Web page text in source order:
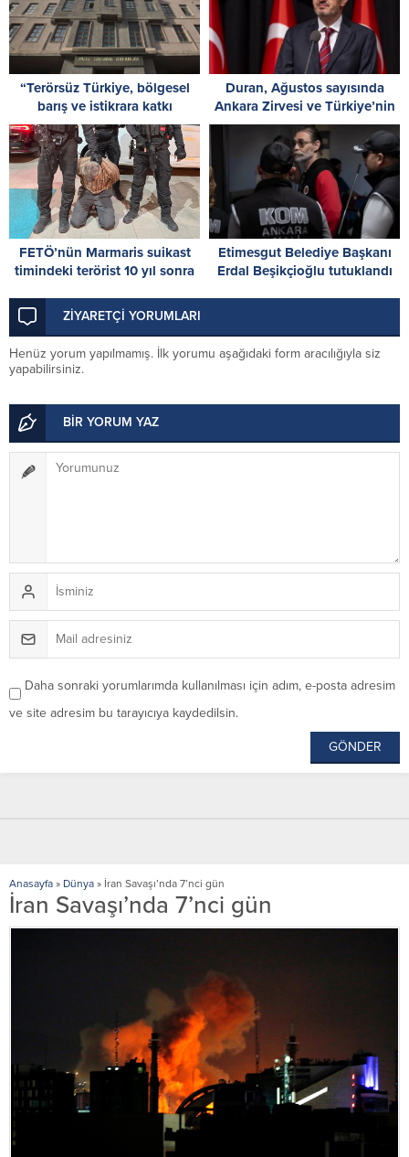
“Terörsüz Türkiye, bölgesel
barış ve istikrara katkı
sağlayacak”
Duran, Ağustos sayısında
Ankara Zirvesi ve Türkiye’nin
stratejik iletişimine ilişkin
analizini paylaştı
FETÖ’nün Marmaris suikast
timindeki terörist 10 yıl sonra
Etimesgut Belediye Başkanı
Erdal Beşikçioğlu tutuklandı
ZİYARETÇİ YORUMLARI
Henüz yorum yapılmamış. İlk yorumu aşağıdaki form aracılığıyla siz
yapabilirsiniz.
BİR YORUM YAZ
Daha sonraki yorumlarımda kullanılması için adım, e-posta adresim
ve site adresim bu tarayıcıya kaydedilsin.
Anasayfa » Dünya » İran Savaşı’nda 7’nci gün
İran Savaşı’nda 7’nci gün